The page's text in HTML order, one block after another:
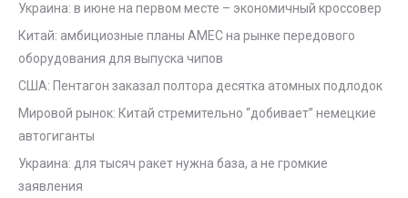
Украина: в июне на первом месте – экономичный кроссовер
Китай: амбициозные планы AMEC на рынке передового
оборудования для выпуска чипов
США: Пентагон заказал полтора десятка атомных подлодок
Мировой рынок: Китай стремительно “добивает” немецкие
автогиганты
Украина: для тысяч ракет нужна база, а не громкие
заявления